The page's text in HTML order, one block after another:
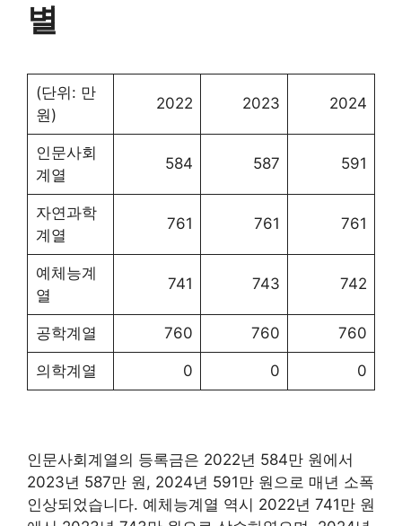
별
(단위: 만
원)
2022 2023 2024
인문사회
계열
584 587 591
자연과학
계열
761 761 761
예체능계
열
741 743 742
공학계열 760 760 760
의학계열 0 0 0
인문사회계열의 등록금은 2022년 584만 원에서
2023년 587만 원, 2024년 591만 원으로 매년 소폭
인상되었습니다. 예체능계열 역시 2022년 741만 원